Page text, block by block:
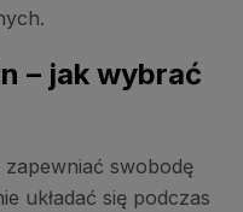
– jak wybrać
swobodę
układać się podczas